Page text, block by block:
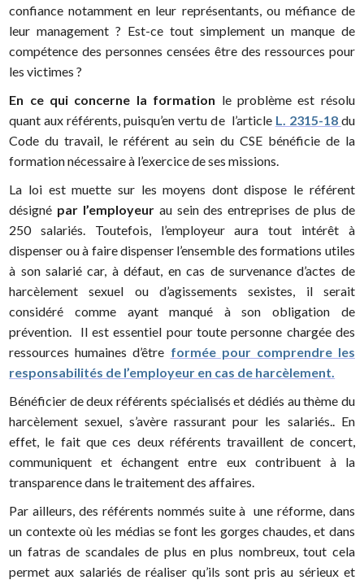
confiance notamment en leur représentants, ou méfiance de
leur management ? Est-ce tout simplement un manque de
compétence des personnes censées être des ressources pour
les victimes ?
En ce qui concerne la formation le problème est résolu
quant aux référents, puisqu’en vertu de l’article L. 2315-18 du
Code du travail, le référent au sein du CSE bénéficie de la
formation nécessaire à l’exercice de ses missions.
La loi est muette sur les moyens dont dispose le référent
désigné par l’employeurau sein des entreprises de plus de
250 salariés. Toutefois, l’employeur aura tout intérêt à
dispenser ou à faire dispenser l’ensemble des formations utiles
à son salarié car, à défaut, en cas de survenance d’actes de
harcèlement sexuel ou d’agissements sexistes, il serait
considéré comme ayant manqué à son obligation de
prévention. Il est essentiel pour toute personne chargée des
ressources humaines d’être formée pour comprendre les
responsabilités de l’employeur en cas de harcèlement.
Bénéficier de deux référents spécialisés et dédiés au thème du
harcèlement sexuel, s’avère rassurant pour les salariés.. En
effet, le fait que ces deux référents travaillent de concert,
communiquent et échangent entre eux contribuent à la
transparence dans le traitement des affaires.
Par ailleurs, des référents nommés suite à une réforme, dans
un contexte où les médias se font les gorges chaudes, et dans
un fatras de scandales de plus en plus nombreux, tout cela
permet aux salariés de réaliser qu’ils sont pris au sérieux et